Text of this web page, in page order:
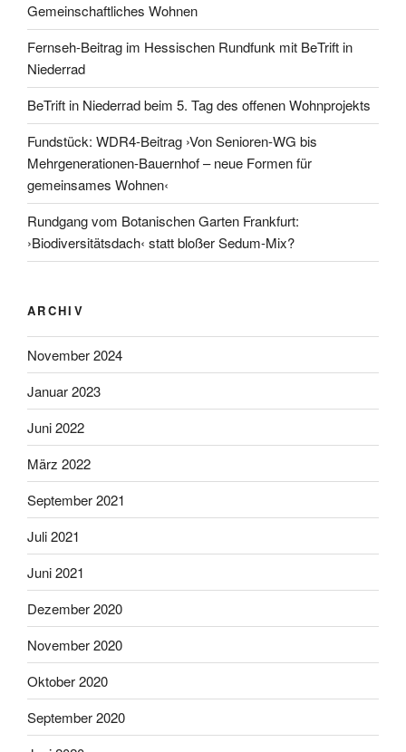
Gemeinschaftliches Wohnen
Fernseh-Beitrag im Hessischen Rundfunk mit BeTrift in
Niederrad
BeTrift in Niederrad beim 5. Tag des offenen Wohnprojekts
Fundstück: WDR4-Beitrag ›Von Senioren-WG bis
Mehrgenerationen-Bauernhof – neue Formen für
gemeinsames Wohnen‹
Rundgang vom Botanischen Garten Frankfurt:
›Biodiversitätsdach‹ statt bloßer Sedum-Mix?
ARCHIV
November 2024
Januar 2023
Juni 2022
März 2022
September 2021
Juli 2021
Juni 2021
Dezember 2020
November 2020
Oktober 2020
September 2020